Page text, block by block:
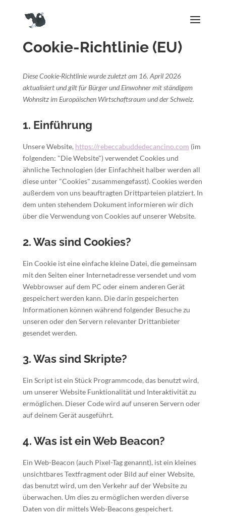
Cookie-Richtlinie (EU)
Diese Cookie-Richtlinie wurde zuletzt am 16. April 2026
aktualisiert und gilt für Bürger und Einwohner mit ständigem
Wohnsitz im Europäischen Wirtschaftsraum und der Schweiz.
1. Einführung
Unsere Website, https://rebeccabuddedecancino.com (im
folgenden: "Die Website") verwendet Cookies und
ähnliche Technologien (der Einfachheit halber werden all
diese unter "Cookies" zusammengefasst). Cookies werden
außerdem von uns beauftragten Drittparteien platziert. In
dem unten stehendem Dokument informieren wir dich
über die Verwendung von Cookies auf unserer Website.
2. Was sind Cookies?
Ein Cookie ist eine einfache kleine Datei, die gemeinsam
mit den Seiten einer Internetadresse versendet und vom
Webbrowser auf dem PC oder einem anderen Gerät
gespeichert werden kann. Die darin gespeicherten
Informationen können während folgender Besuche zu
unseren oder den Servern relevanter Drittanbieter
gesendet werden.
3. Was sind Skripte?
Ein Script ist ein Stück Programmcode, das benutzt wird,
um unserer Website Funktionalität und Interaktivität zu
ermöglichen. Dieser Code wird auf unseren Servern oder
auf deinem Gerät ausgeführt.
4. Was ist ein Web Beacon?
Ein Web-Beacon (auch Pixel-Tag genannt), ist ein kleines
unsichtbares Textfragment oder Bild auf einer Website,
das benutzt wird, um den Verkehr auf der Website zu
überwachen. Um dies zu ermöglichen werden diverse
Daten von dir mittels Web-Beacons gespeichert.